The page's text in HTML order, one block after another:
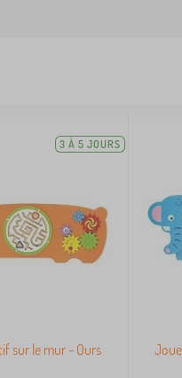
3 À 5 JOURS
sur le mur - Ours